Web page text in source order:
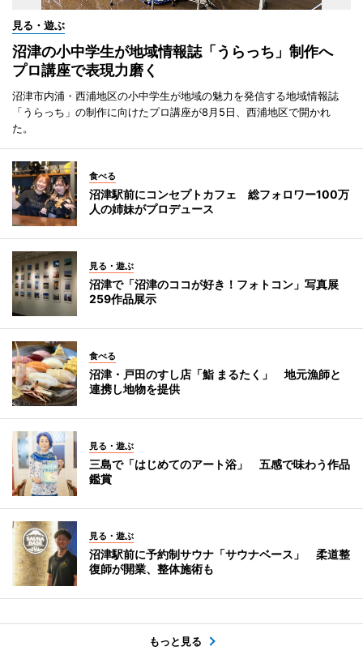
見る・遊ぶ
沼津の小中学生が地域情報誌「うらっち」制作へ
プロ講座で表現力磨く
沼津市内浦・西浦地区の小中学生が地域の魅力を発信する地域情報誌
「うらっち」の制作に向けたプロ講座が8月5日、西浦地区で開かれ
た。
食べる
沼津駅前にコンセプトカフェ 総フォロワー100万
人の姉妹がプロデュース
見る・遊ぶ
沼津で「沼津のココが好き！フォトコン」写真展
259作品展示
食べる
沼津・戸田のすし店「鮨 まるたく」 地元漁師と
連携し地物を提供
見る・遊ぶ
三島で「はじめてのアート浴」 五感で味わう作品
鑑賞
見る・遊ぶ
沼津駅前に予約制サウナ「サウナベース」 柔道整
復師が開業、整体施術も
もっと見る